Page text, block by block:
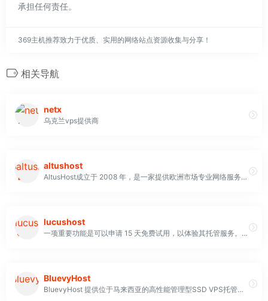
承担任何责任。
369主机推荐致力于优质、实用的网络站点资源收集与分享！
相关导航
netx
乌克兰vps提供商
altushost
AltusHost成立于 2008 年，是一家提供欧洲市场专业网络服务的网络托管服务提供商 与市场上的类似配置相比，其产品的价格可能略高。AltusHost 接受多种付款方式，包括流行的信用卡/借记卡/预付卡、PayPal、电汇和比特币。 他们是一家无风险的公司，因为客户可以在购买后的45 天内申请退款。这超过了市场上大多数托管服务提供商提供的标准 30 天退款保证
lucushost
一项重要功能是可以申请 15 天免费试用，以体验其托管服务。LucusHost 提供功能丰富、优惠多多的完善解决方案
BluevyHost
BluevyHost 提供位于马来西亚的高性能管理型SSD VPS托管服务。所有服务器均设在马来西亚本地数据中心，数据中心保证了低延迟，保证了服务的稳定性和性能